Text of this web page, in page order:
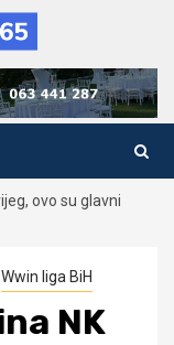
ovo su glavni
Wwin liga BiH
NK